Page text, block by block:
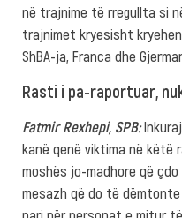
në trajnime të rregullta si
trajnimet kryesisht
ShBA-ja, Franca dhe
Rasti i pa-raportuar,
Fatmir Rexhepi, SPB:
kanë qenë viktima në këtë
moshës jo-madhore që
mesazh që do të
pari për personat e mitur